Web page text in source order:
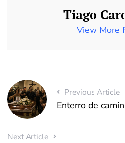
Tiago
View More
Previous Article
Enterro de
Next Article